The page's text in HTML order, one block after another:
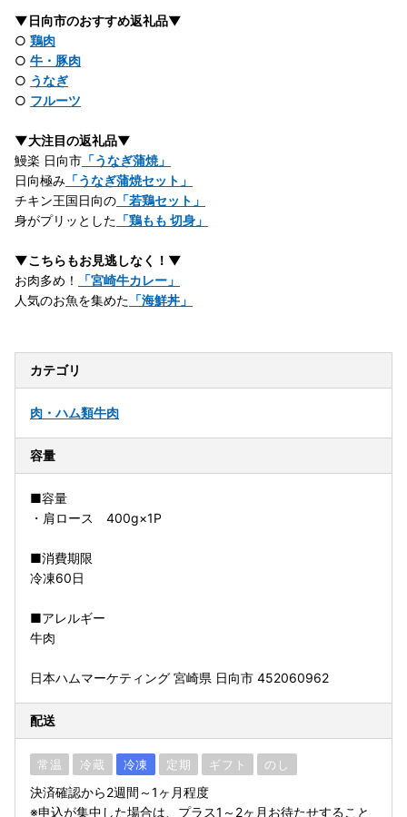
▼日向市のおすすめ返礼品▼
○ 鶏肉
○ 牛・豚肉
○ うなぎ
○ フルーツ
▼大注目の返礼品▼
鰻楽 日向市 「うなぎ蒲焼」
日向極み 「うなぎ蒲焼セット」
チキン王国日向の 「若鶏セット」
身がプリッとした 「鶏もも 切身」
▼こちらもお見逃しなく！▼
お肉多め！
「宮崎牛カレー」
人気のお魚を集めた 「海鮮丼」
カテゴリ
肉・ハム類牛肉
容量
■容量
・肩ロース 400g×1P
■消費期限
冷凍60日
■アレルギー
牛肉
日本ハムマーケティング 宮崎県 日向市 452060962
配送
常温 冷蔵 冷凍 定期 ギフト のし
決済確認から2週間～1ヶ月程度
※申込が集中した場合は、プラス1～2ヶ月お待たせすること